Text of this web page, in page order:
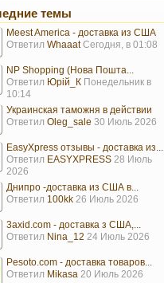
темы
Meest America - доставка из США
Ответил Whaaat Сегодня, в 01:08
NP Shopping (Нова Пошта...
Ответил Юрій_К Понедельник в
10:14
Украинская таможня в действии
Ответил Oleg_sale 30 Июль 2026
EasyXpress отзывы - доставка из...
Ответил EASYXPRESS 28 Июль
2026
Днипро -доставка из США в...
Ответил 100kk 26 Июль 2026
3axid.com - доставка з США,...
Ответил Nina_12 24 Июль 2026
Pesoto.com - доставка товаров...
Ответил Mikasa 20 Июль 2026